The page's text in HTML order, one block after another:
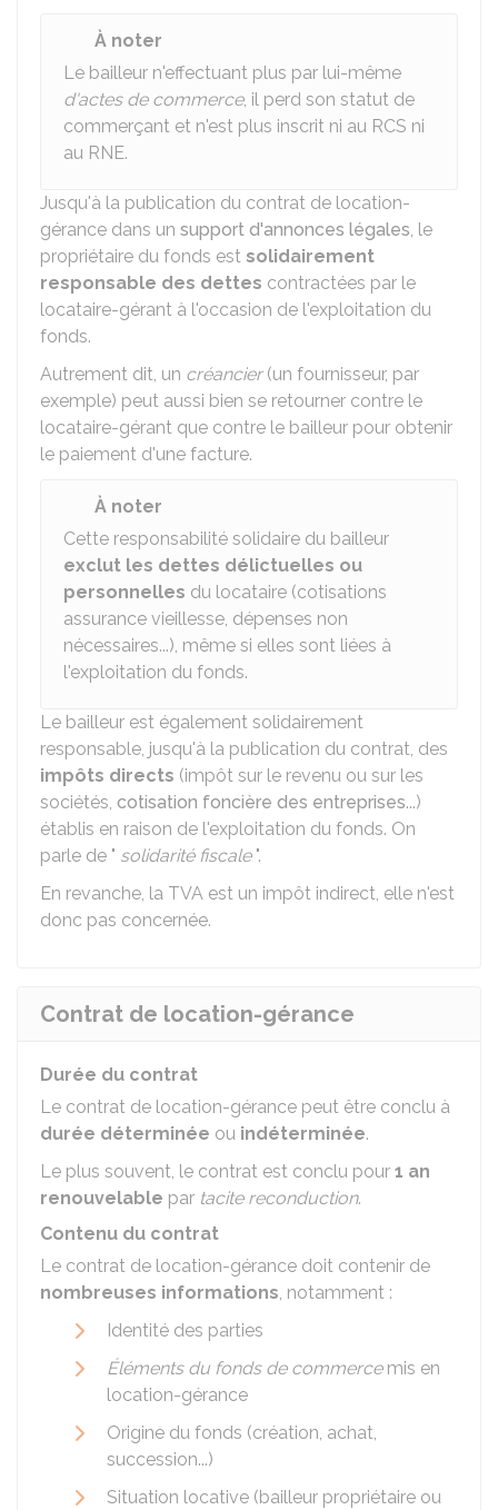
À noter
Le bailleur n'effectuant plus par lui-même
d'actes de commerce, il perd son statut de
commerçant et n'est plus inscrit ni au RCS ni
au RNE.
Jusqu'à la publication du contrat de location-
gérance dans un support d'annonces légales, le
propriétaire du fonds est solidairement
responsable des dettes contractées par le
locataire-gérant à l'occasion de l'exploitation du
fonds.
Autrement dit, un créancier(un fournisseur, par
exemple) peut aussi bien se retourner contre le
locataire-gérant que contre le bailleur pour obtenir
le paiement d'une facture.
À noter
Cette responsabilité solidaire du bailleur
exclut les dettes délictuelles ou
personnelles du locataire (cotisations
assurance vieillesse, dépenses non
nécessaires...), même si elles sont liées à
l'exploitation du fonds.
Le bailleur est également solidairement
responsable, jusqu'à la publication du contrat, des
impôts directs (impôt sur le revenu ou sur les
sociétés, cotisation foncière des entreprises...)
établis en raison de l'exploitation du fonds. On
parle de " solidarité fiscale".
En revanche, la TVA est un impôt indirect, elle n'est
donc pas concernée.
Contrat de location-gérance
Durée du contrat
Le contrat de location-gérance peut être conclu à
durée déterminée ou indéterminée.
Le plus souvent, le contrat est conclu pour 1 an
renouvelable par tacite reconduction.
Contenu du contrat
Le contrat de location-gérance doit contenir de
nombreuses informations, notamment :
Identité des parties
Éléments du fonds de commercemis en
location-gérance
Origine du fonds (création, achat,
succession...)
Situation locative (bailleur propriétaire ou